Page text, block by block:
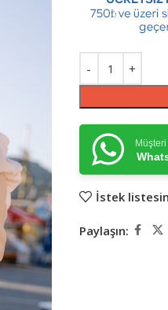
İstek
Paylaşın: